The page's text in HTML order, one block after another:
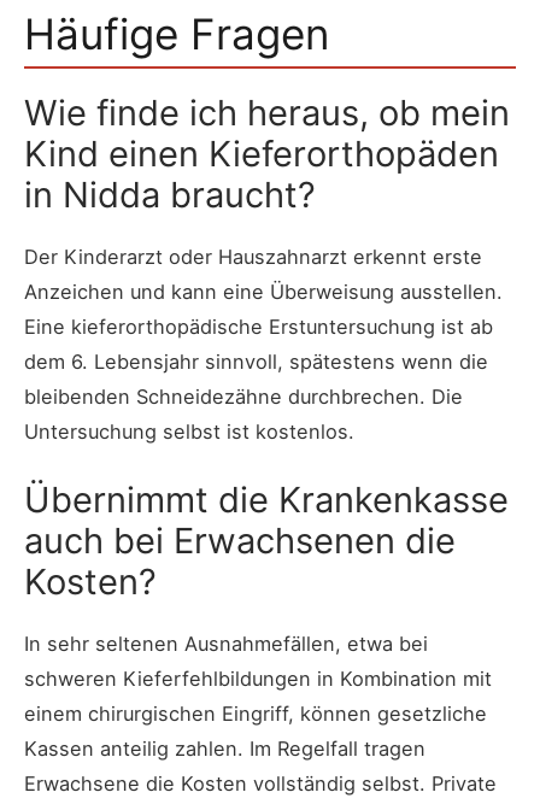
Häufige Fragen
Wie finde ich heraus, ob mein
Kind einen Kieferorthopäden
in Nidda braucht?
Der Kinderarzt oder Hauszahnarzt erkennt erste
Anzeichen und kann eine Überweisung ausstellen.
Eine kieferorthopädische Erstuntersuchung ist ab
dem 6. Lebensjahr sinnvoll, spätestens wenn die
bleibenden Schneidezähne durchbrechen. Die
Untersuchung selbst ist kostenlos.
Übernimmt die Krankenkasse
auch bei Erwachsenen die
Kosten?
In sehr seltenen Ausnahmefällen, etwa bei
schweren Kieferfehlbildungen in Kombination mit
einem chirurgischen Eingriff, können gesetzliche
Kassen anteilig zahlen. Im Regelfall tragen
Erwachsene die Kosten vollständig selbst. Private